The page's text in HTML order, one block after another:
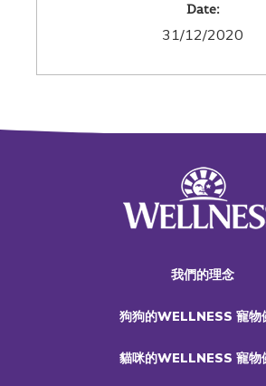
Date:
31/12/2020
我們的理念
狗狗的WELLNESS 寵物
貓咪的WELLNESS 寵物